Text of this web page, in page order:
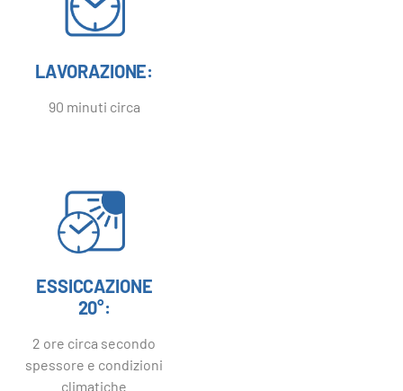
LAVORAZIONE:
90 minuti circa
ESSICCAZIONE
20°:
2 ore circa secondo
spessore e condizioni
climatiche